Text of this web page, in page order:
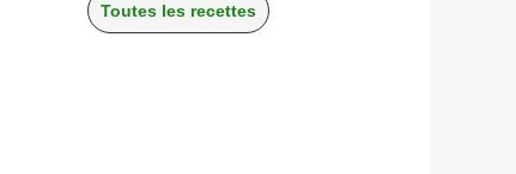
Toutes les recettes